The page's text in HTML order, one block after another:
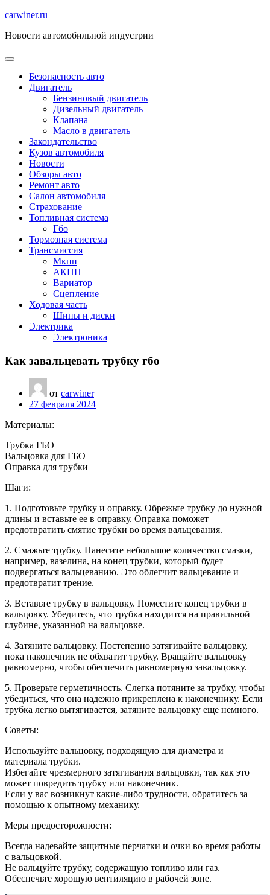
Перейти
содержимому
carwiner.ru
Новости автомобильной индустрии
Безопасность авто
Двигатель
Бензиновый двигатель
Дизельный двигатель
Клапана
Масло в двигатель
Закондательство
Кузов автомобиля
Новости
Обзоры авто
Ремонт авто
Салон автомобиля
Страхование
Топливная система
Гбо
Тормозная система
Трансмиссия
Мкпп
АКПП
Вариатор
Сцепление
Ходовая часть
Шины и диски
Электрика
Электроника
Как завальцевать трубку гбо
от carwiner
27 февраля 2024
Материалы:
Трубка ГБО
Вальцовка для ГБО
Оправка для трубки
Шаги:
1. Подготовьте трубку и оправку. Обрежьте трубку до нужной
длины и вставьте ее в оправку. Оправка поможет
предотвратить смятие трубки во время вальцевания.
2. Смажьте трубку. Нанесите небольшое количество смазки,
например, вазелина, на конец трубки, который будет
подвергаться вальцеванию. Это облегчит вальцевание и
предотвратит трение.
3. Вставьте трубку в вальцовку. Поместите конец трубки в
вальцовку. Убедитесь, что трубка находится на правильной
глубине, указанной на вальцовке.
4. Затяните вальцовку. Постепенно затягивайте вальцовку,
пока наконечник не обхватит трубку. Вращайте вальцовку
равномерно, чтобы обеспечить равномерную завальцовку.
5. Проверьте герметичность. Слегка потяните за трубку, чтобы
убедиться, что она надежно прикреплена к наконечнику. Если
трубка легко вытягивается, затяните вальцовку еще немного.
Советы:
Используйте вальцовку, подходящую для диаметра и
материала трубки.
Избегайте чрезмерного затягивания вальцовки, так как это
может повредить трубку или наконечник.
Если у вас возникнут какие-либо трудности, обратитесь за
помощью к опытному механику.
Меры предосторожности:
Всегда надевайте защитные перчатки и очки во время работы
с вальцовкой.
Не вальцуйте трубку, содержащую топливо или газ.
Обеспечьте хорошую вентиляцию в рабочей зоне.